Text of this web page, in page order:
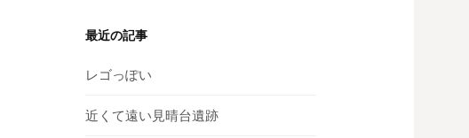
最近の記事
レゴっぽい
近くて遠い見晴台遺跡